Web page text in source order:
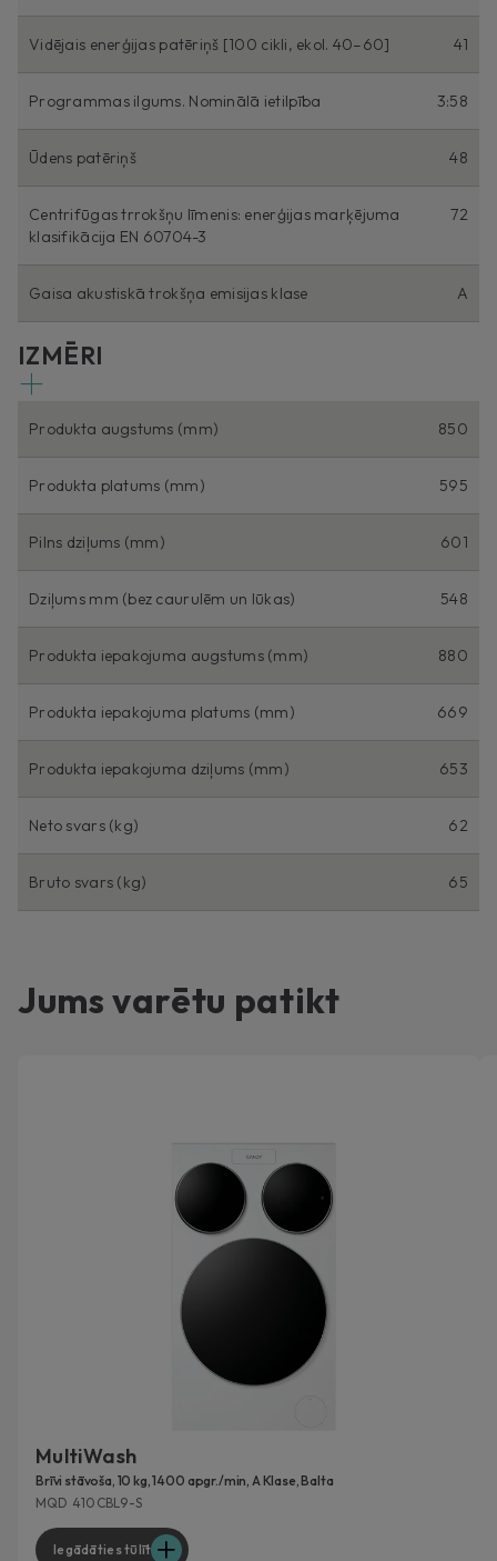
Vidējais enerģijas patēriņš [100 cikli, ekol. 40–60] 41
Programmas ilgums. Nominālā ietilpība 3:58
Ūdens patēriņš 48
Centrifūgas trrokšņu līmenis: enerģijas marķējuma
klasifikācija EN 60704-3
72
Gaisa akustiskā trokšņa emisijas klase A
IZMĒRI
Produkta augstums (mm) 850
Produkta platums (mm) 595
Pilns dziļums (mm) 601
Dziļums mm (bez caurulēm un lūkas) 548
Produkta iepakojuma augstums (mm) 880
Produkta iepakojuma platums (mm) 669
Produkta iepakojuma dziļums (mm) 653
Neto svars (kg) 62
Bruto svars (kg) 65
Jums varētu patikt
MultiWash
Brīvi stāvoša, 10 kg, 1400 apgr./min, A Klase, Balta
MQD 410CBL9-S
Iegādāties tūlīt